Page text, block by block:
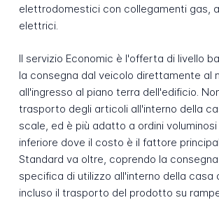
elettrodomestici con collegamenti gas,
elettrici.
Il servizio Economic è l'offerta di livello
la consegna dal veicolo direttamente al
all'ingresso al piano terra dell'edificio.
trasporto degli articoli all'interno della
scale, ed è più adatto a ordini
inferiore dove il costo è il fattore
Standard va oltre, coprendo la
specifica di utilizzo all'interno della casa
incluso il trasporto del prodotto su